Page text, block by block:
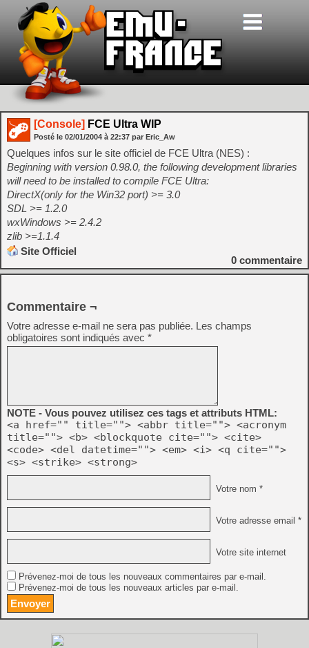
[Console] FCE Ultra WIP
Posté le 02/01/2004 à 22:37 par Eric_Aw
Quelques infos sur le site officiel de FCE Ultra (NES) :
Beginning with version 0.98.0, the following development libraries
will need to be installed to compile FCE Ultra:
DirectX(only for the Win32 port) >= 3.0
SDL >= 1.2.0
wxWindows >= 2.4.2
zlib >=1.1.4
Site Officiel
0 commentaire
Commentaire ¬
Votre adresse e-mail ne sera pas publiée. Les champs
obligatoires sont indiqués avec *
NOTE - Vous pouvez utilisez ces tags et attributs HTML:
<a href="" title=""> <abbr title=""> <acronym
title=""> <b> <blockquote cite=""> <cite>
<code> <del datetime=""> <em> <i> <q cite="">
<s> <strike> <strong>
Votre nom *
Votre adresse email *
Votre site internet
Prévenez-moi de tous les nouveaux commentaires par e-mail.
Prévenez-moi de tous les nouveaux articles par e-mail.